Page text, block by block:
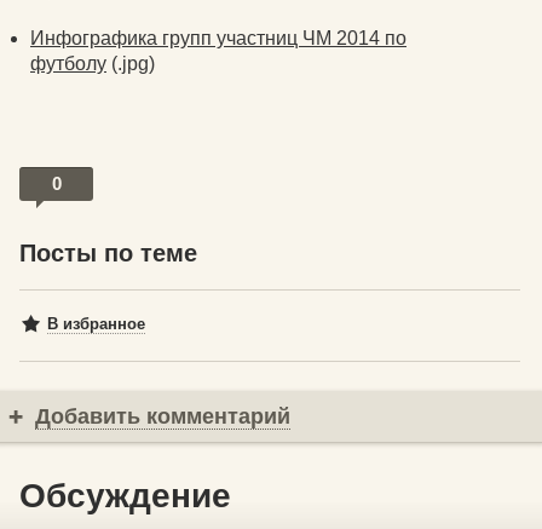
Инфографика групп участниц ЧМ 2014 по
футболу (.jpg)
0
Посты по теме
В избранное
Добавить комментарий
Обсуждение